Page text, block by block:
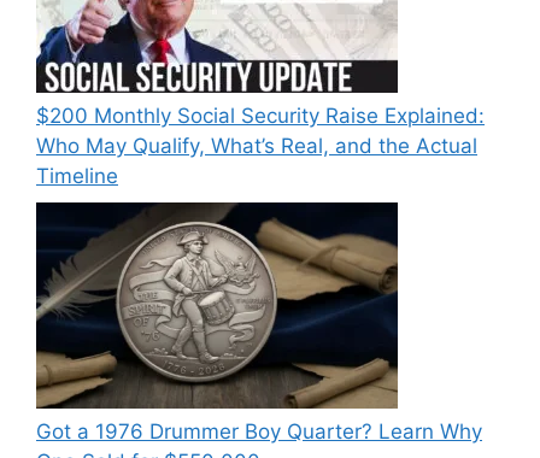
$200 Monthly Social Security Raise Explained:
Who May Qualify, What’s Real, and the Actual
Timeline
Got a 1976 Drummer Boy Quarter? Learn Why